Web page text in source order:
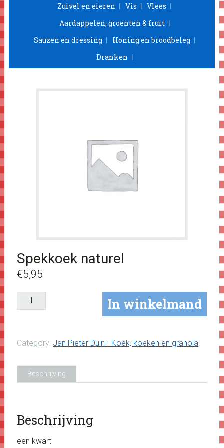
Zuivel en eieren
Vis
Vlees
Aardappelen, groenten & fruit
Sauzen en dressing
Honing en broodbeleg
Dranken
Spekkoek naturel
€5,95
Spekkoek
naturel
In winkelmand
Category: Jan Pieter Duin - Koek, koeken en granola
Beschrijving
Beschrijving
een kwart